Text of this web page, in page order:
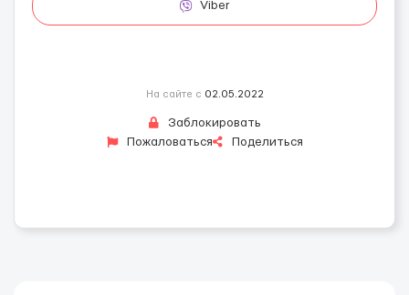
Viber
На сайте с 02.05.2022
Заблокировать
Пожаловаться
Поделиться